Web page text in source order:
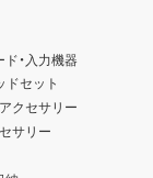
ド・入力機器
ドセット
クセサリー
サリー